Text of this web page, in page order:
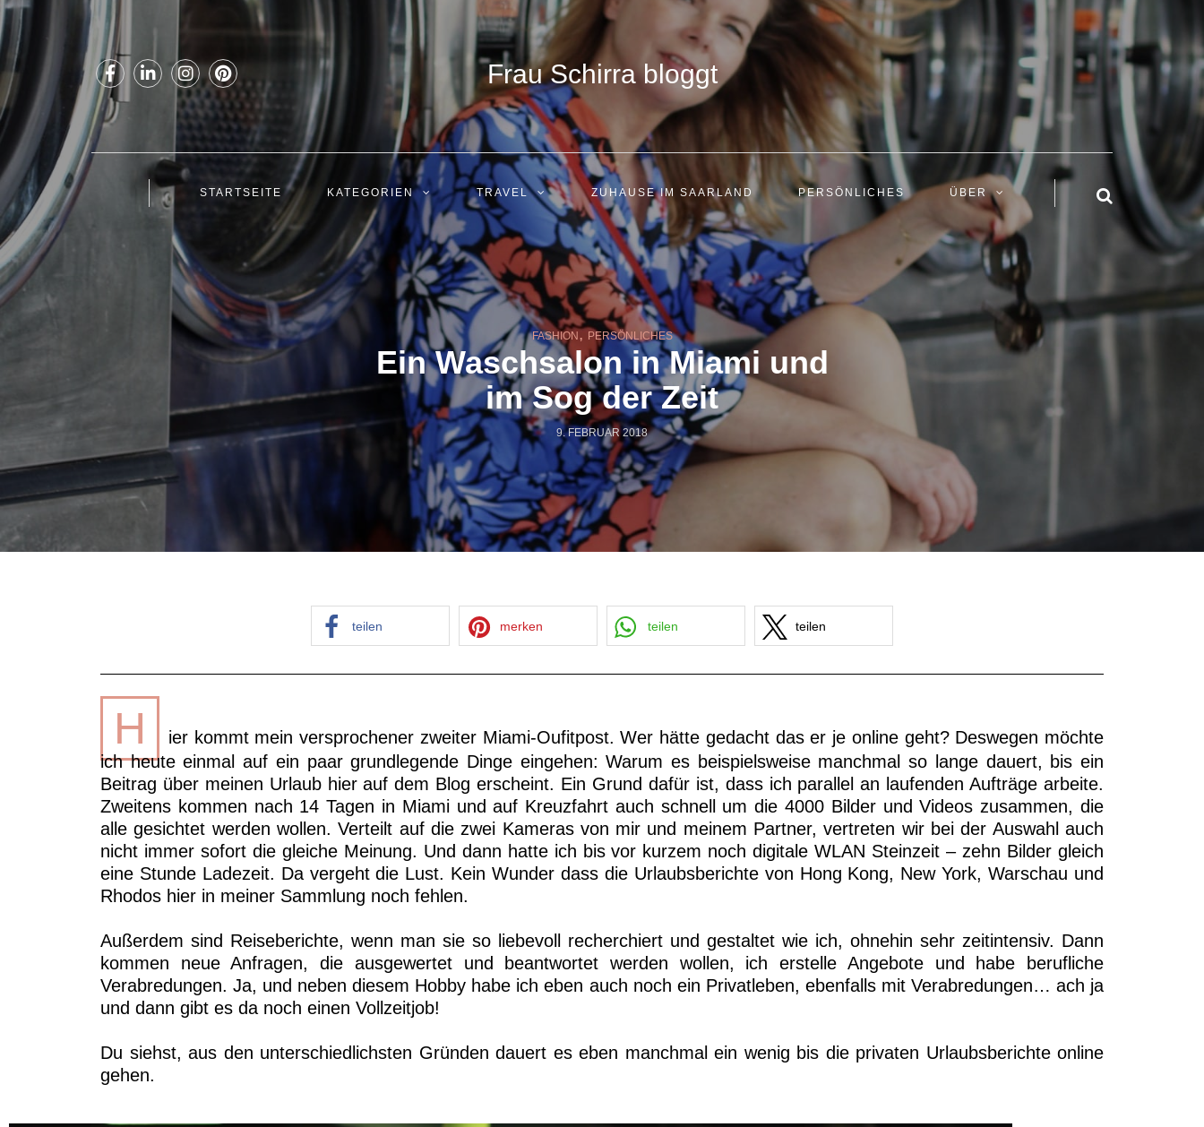
Frau Schirra bloggt
STARTSEITE KATEGORIEN TRAVEL ZUHAUSE IM SAARLAND PERSÖNLICHES ÜBER
FASHION,PERSÖNLICHES
Ein Waschsalon in Miami und
im Sog der Zeit
9. FEBRUAR 2018
teilen merken teilen teilen
H
ier kommt mein versprochener zweiter Miami-Oufitpost. Wer hätte gedacht das er je online geht? Deswegen möchte
ich heute einmal auf ein paar grundlegende Dinge eingehen: Warum es beispielsweise manchmal so lange dauert, bis ein
Beitrag über meinen Urlaub hier auf dem Blog erscheint. Ein Grund dafür ist, dass ich parallel an laufenden Aufträge arbeite.
Zweitens kommen nach 14 Tagen in Miami und auf Kreuzfahrt auch schnell um die 4000 Bilder und Videos zusammen, die
alle gesichtet werden wollen. Verteilt auf die zwei Kameras von mir und meinem Partner, vertreten wir bei der Auswahl auch
nicht immer sofort die gleiche Meinung. Und dann hatte ich bis vor kurzem noch digitale WLAN Steinzeit – zehn Bilder gleich
eine Stunde Ladezeit. Da vergeht die Lust. Kein Wunder dass die Urlaubsberichte von Hong Kong, New York, Warschau und
Rhodos hier in meiner Sammlung noch fehlen.
Außerdem sind Reiseberichte, wenn man sie so liebevoll recherchiert und gestaltet wie ich, ohnehin sehr zeitintensiv. Dann
kommen neue Anfragen, die ausgewertet und beantwortet werden wollen, ich erstelle Angebote und habe berufliche
Verabredungen. Ja, und neben diesem Hobby habe ich eben auch noch ein Privatleben, ebenfalls mit Verabredungen… ach ja
und dann gibt es da noch einen Vollzeitjob!
Du siehst, aus den unterschiedlichsten Gründen dauert es eben manchmal ein wenig bis die privaten Urlaubsberichte online
gehen.